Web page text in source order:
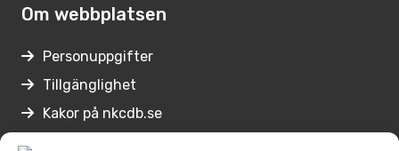
Om webbplatsen
Personuppgifter
Tillgänglighet
Kakor på nkcdb.se